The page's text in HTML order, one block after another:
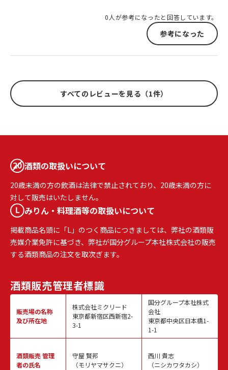
0人が参考になったと回答しています。
参考になった
すべてのレビューを見る（1件）
酒類の取扱いについて
20歳未満の方の飲酒は法律で禁止されており、20歳未満の方に
対して販売はいたしません。
みりん・料理酒等の取扱いについて
掲載商品名頭に「L」のつく商品につきましては、弊社の酒類販
売媒介業免許に基づき、弊社が国分グループ本社株式会社の販売
する酒類商品の注文を取次ぎます。
酒類販売管理者標識
販売場の名称
及び所在地
酒類販売管理
者の氏名
株式会社ミクリード
東京都新宿区西新宿2-
3-1
守屋 賢邦
（モリヤマサクニ）
国分グループ本社株式
会社
東京都中央区日本橋1-
1-1
西川 貴志
（ニシカワタカシ）